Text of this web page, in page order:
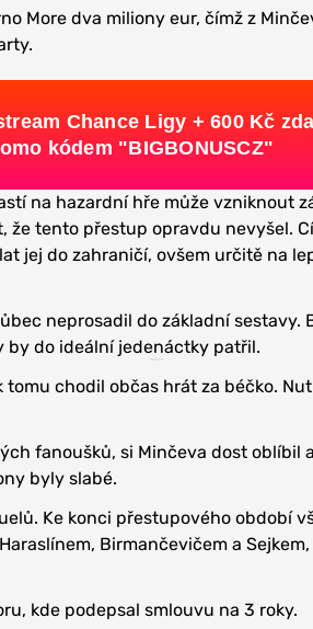
More dva miliony eur, čímž z
Chance Ligy + 600 Kč
kódem "BIGBONUSCZ"
na hazardní hře může vzniknout
že tento přestup opravdu nevyšel.
jej do zahraničí, ovšem určitě na
neprosadil do základní sestavy.
by do ideální jedenáctky patřil.
chodil občas hrát za béčko.
fanoušků, si Minčeva dost oblíbil
byly slabé.
Ke konci přestupového období
Birmančevičem a
kde podepsal smlouvu na 3 roky.